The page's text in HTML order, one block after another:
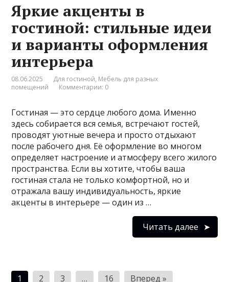
Яркие акценты в
гостиной: стильные идеи
и варианты оформления
интерьера
08.06.2025 Для гостиной, Мебель для разных
помещений
Комментарии: 0
Гостиная — это сердце любого дома. Именно
здесь собирается вся семья, встречают гостей,
проводят уютные вечера и просто отдыхают
после рабочего дня. Её оформление во многом
определяет настроение и атмосферу всего жилого
пространства. Если вы хотите, чтобы ваша
гостиная стала не только комфортной, но и
отражала вашу индивидуальность, яркие
акценты в интерьере — один из …
Читать далее
Пагинация
1 2 3 … 16 Вперед »